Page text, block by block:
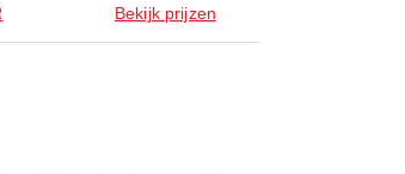
Bekijk prijzen